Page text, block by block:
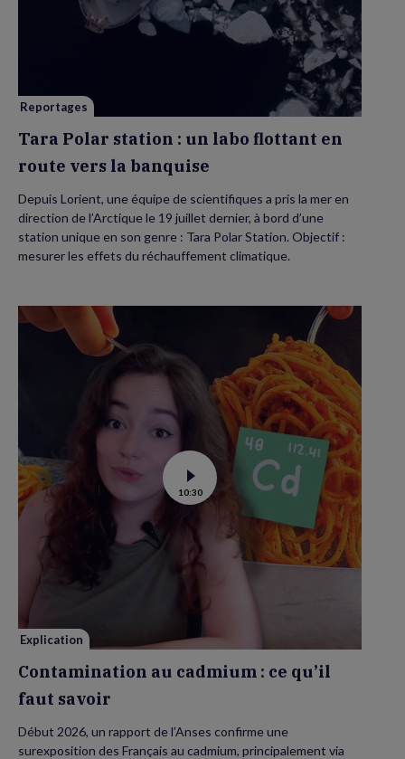
Polar
station
:
la
Reportages
Tara Polar station : un labo flottant en
route vers la banquise
Depuis Lorient, une équipe de scientifiques a pris la mer en
direction de l’Arctique le 19 juillet dernier, à bord d’une
station unique en son genre : Tara Polar Station. Objectif :
mesurer les effets du réchauffement climatique.
Voir
la
vidéo
Contamination
au
cadmium :
ce
savoir
10:30
Explication
Contamination au cadmium : ce qu’il
faut savoir
Début 2026, un rapport de l’Anses confirme une
surexposition des Français au cadmium, principalement via